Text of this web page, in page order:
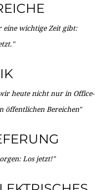
eine wichtige Zeit gibt:
heute nicht nur in Office-
öffentlichen Bereichen"
Los jetzt!"